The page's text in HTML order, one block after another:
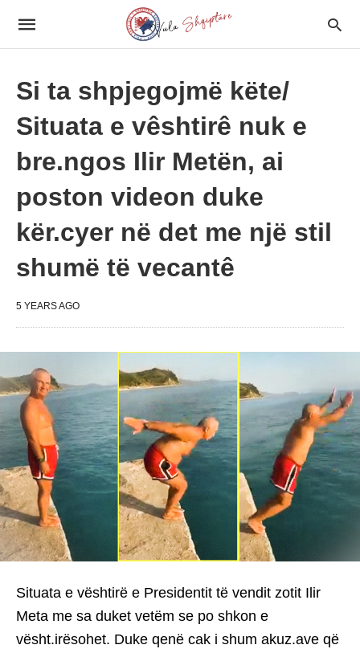
Si ta shpjegojmë këte/
Situata e vêshtirê nuk e
bre.ngos Ilir Metën, ai
poston videon duke
kër.cyer në det me një stil
shumë të vecantê
5 YEARS AGO
Situata e vështirë e Presidentit të vendit zotit Ilir
Meta me sa duket vetëm se po shkon e
vësht.irësohet. Duke qenë cak i shum akuz.ave që